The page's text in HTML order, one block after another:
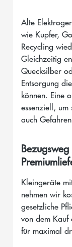
Alte
wie Kupfer,
Recycling
Gleichzeitig
Quecksilber
Entsorgung
können. Eine
essenziell, um
auch
Kleingeräte
nehmen wir
gesetzliche
von dem Kauf
für maximal